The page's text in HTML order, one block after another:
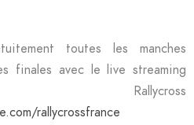
toutes les manches
finales avec le live streaming
Rallycross
rallycrossfrance